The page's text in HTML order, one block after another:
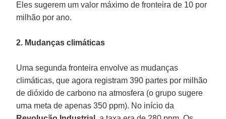
Eles sugerem um valor máximo de fronteira de 10 por
milhão por ano.
2. Mudanças climáticas
Uma segunda fronteira envolve as mudanças
climáticas, que agora registram 390 partes por milhão
de dióxido de carbono na atmosfera (o grupo sugere
uma meta de apenas 350 ppm). No início da